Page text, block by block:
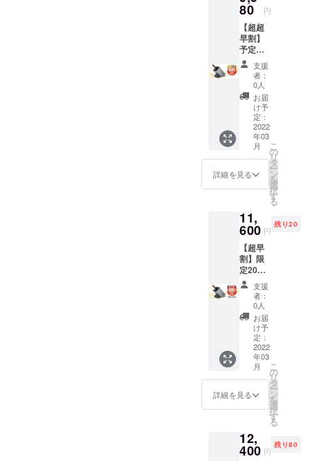
80 円
【超超
早割】
予定標
準販売
価格:
16,500
円(税込)
より
40%引
き 消費
税・輸
送料込
支援
者：
0人
お届
け予
定：
2022
年03
月
詳細を見る
こ
の
リ
タ
ー
ン
を
選
択
す
る
11,
600 円
残り20
【超早
割】限
定20台
予定標
準販売
価格:
16,500
円(税込)
より
30%引
き 消費
税・輸
送料込
支援
者：
0人
お届
け予
定：
2022
年03
月
詳細を見る
こ
の
リ
タ
ー
ン
を
選
択
す
る
12,
400 円
残り80